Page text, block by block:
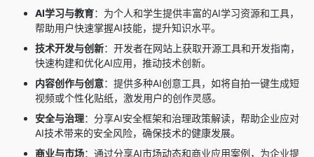
AI学习与教育：为个人和学生提供丰富的AI学习资源和工具，
帮助用户快速掌握AI技能，提升知识水平。
技术开发与创新：开发者在网站上获取开源工具和开发指南，
快速构建和优化AI应用，推动技术创新。
内容创作与创意：提供多种AI创意工具，如将自拍一键生成短
视频或个性化贴纸，激发用户的创作灵感。
安全与治理：分享AI安全框架和治理政策解读，帮助企业应对
AI技术带来的安全风险，确保技术的健康发展。
商业与市场：通过分享AI市场动态和商业应用案例，为企业提